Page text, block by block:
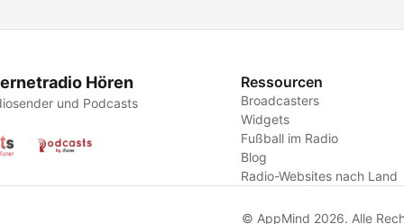
Hören
und Podcasts
Ressourcen
Broadcasters
Widgets
Fußball im Radio
Blog
Radio-Websites nach Land
© AppMind 2026. Alle